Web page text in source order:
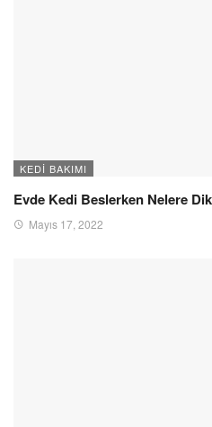
KEDI BAKIMI
Evde Kedi Beslerken Nelere
Mayıs 17, 2022